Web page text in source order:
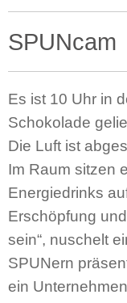
SPUNcam
Es ist 10 Uhr in
Schokolade
Die Luft ist
Im Raum sitzen
Energiedrinks
Erschöpfung
sein“, nuschelt
SPUNern
ein